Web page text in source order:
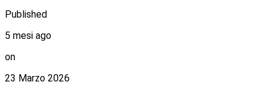
Published
5 mesi ago
on
23 Marzo 2026